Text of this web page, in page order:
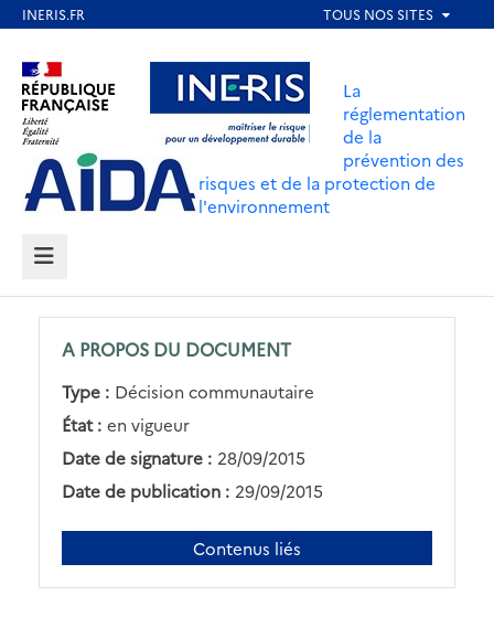
contenu
principal
Aller au contenu Aller au menu
Aller au pied de page
La
réglementation
de la
prévention des
risques et de la protection de
l'environnement
MENU
A PROPOS DU DOCUMENT
Type : Décision communautaire
État : en vigueur
Date de signature : 28/09/2015
Date de publication : 29/09/2015
Contenus liés